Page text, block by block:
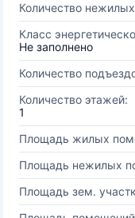
Количество
Класс
Не заполнено
Количество
Количество этажей:
1
Площадь жилых
Площадь нежилых
Площадь зем.